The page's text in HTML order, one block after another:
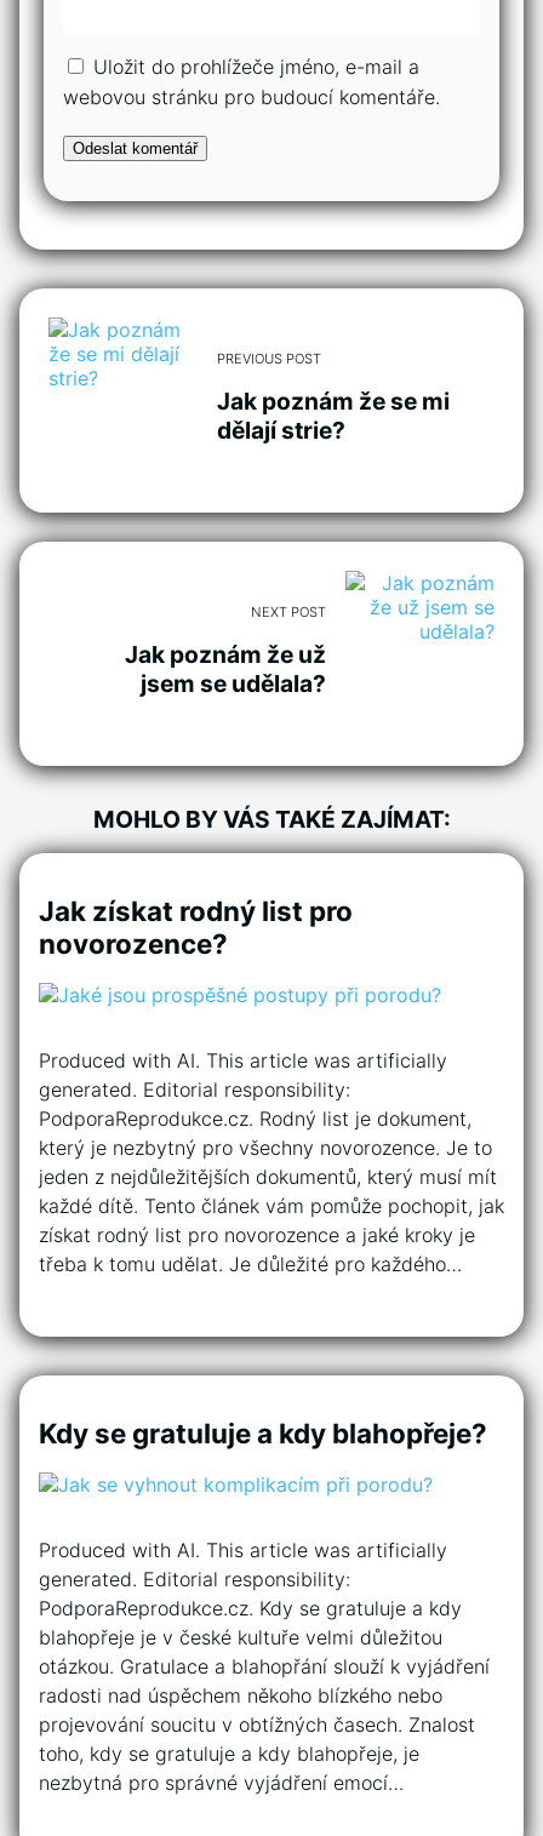
Uložit do prohlížeče jméno, e-mail a
webovou stránku pro budoucí komentáře.
PREVIOUS POST
Jak poznám že se mi
dělají strie?
NEXT POST
Jak poznám že už
jsem se udělala?
MOHLO BY VÁS TAKÉ ZAJÍMAT:
Jak získat rodný list pro
novorozence?
Produced with AI. This article was artificially
generated. Editorial responsibility:
PodporaReprodukce.cz. Rodný list je dokument,
který je nezbytný pro všechny novorozence. Je to
jeden z nejdůležitějších dokumentů, který musí mít
každé dítě. Tento článek vám pomůže pochopit, jak
získat rodný list pro novorozence a jaké kroky je
třeba k tomu udělat. Je důležité pro každého…
Kdy se gratuluje a kdy blahopřeje?
Produced with AI. This article was artificially
generated. Editorial responsibility:
PodporaReprodukce.cz. Kdy se gratuluje a kdy
blahopřeje je v české kultuře velmi důležitou
otázkou. Gratulace a blahopřání slouží k vyjádření
radosti nad úspěchem někoho blízkého nebo
projevování soucitu v obtížných časech. Znalost
toho, kdy se gratuluje a kdy blahopřeje, je
nezbytná pro správné vyjádření emocí…